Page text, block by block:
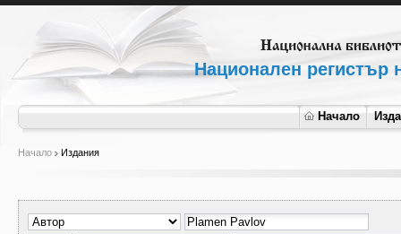
Национален регистър
Начало
Начало Издания